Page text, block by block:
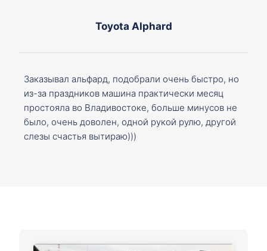
Toyota Alphard
Заказывал альфард, подобрали очень быстро, но
из-за праздников машина практически месяц
простояла во Владивостоке, больше минусов не
было, очень доволен, одной рукой рулю, другой
слезы счастья вытираю)))